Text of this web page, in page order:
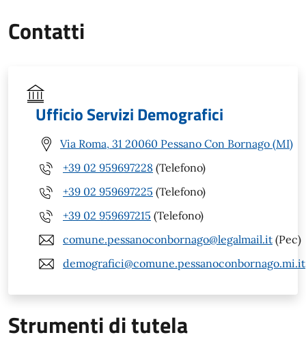
Contatti
Ufficio Servizi Demografici
Via Roma, 31 20060 Pessano Con Bornago (MI)
+39 02 959697228 (Telefono)
+39 02 959697225 (Telefono)
+39 02 959697215 (Telefono)
comune.pessanoconbornago@legalmail.it (Pec)
demografici@comune.pessanoconbornago.mi.it
Strumenti di tutela